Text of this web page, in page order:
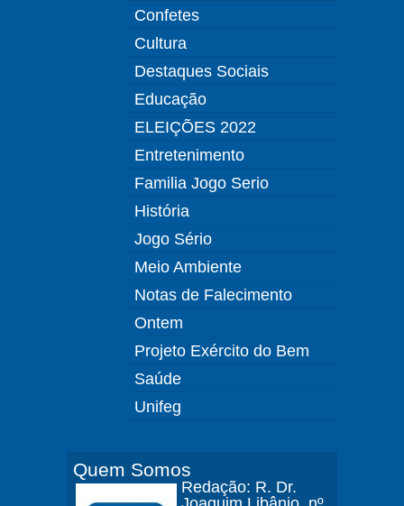
Confetes
Cultura
Destaques Sociais
Educação
ELEIÇÕES 2022
Entretenimento
Familia Jogo Serio
História
Jogo Sério
Meio Ambiente
Notas de Falecimento
Ontem
Projeto Exército do Bem
Saúde
Unifeg
Quem Somos
Redação: R. Dr.